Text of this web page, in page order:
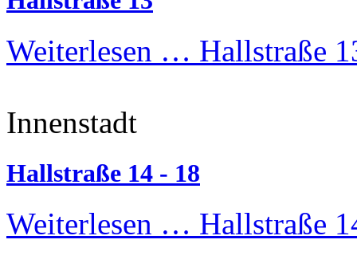
Weiterlesen … Hallstraße
Innenstadt
Hallstraße 14 - 18
Weiterlesen … Hallstraße